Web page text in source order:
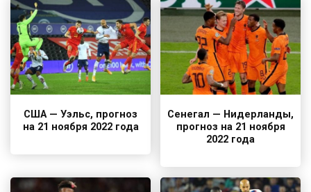
США — Уэльс, прогноз
на 21 ноября 2022 года
Сенегал — Нидерланды,
прогноз на 21 ноября
2022 года